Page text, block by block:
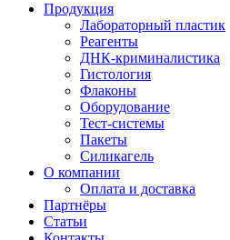
Продукция
Лабораторный пластик
Реагенты
ДНК-криминалистика
Гистология
Флаконы
Оборудование
Тест-системы
Пакеты
Силикагель
О компании
Оплата и доставка
Партнёры
Статьи